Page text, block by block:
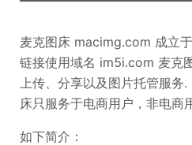
麦克图床 macimg.com 成立
链接使用域名 im5i.com 麦克
上传、分享以及图片托管服
床只服务于电商用户，非电商
如下简介：